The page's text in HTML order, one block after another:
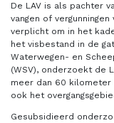
De LAV is als pachter
vangen of
verplicht om in het
het visbestand in de
Waterwegen- en
(WSV), onderzoekt de
meer dan 60 kilometer
ook het
Gesubsidieerd